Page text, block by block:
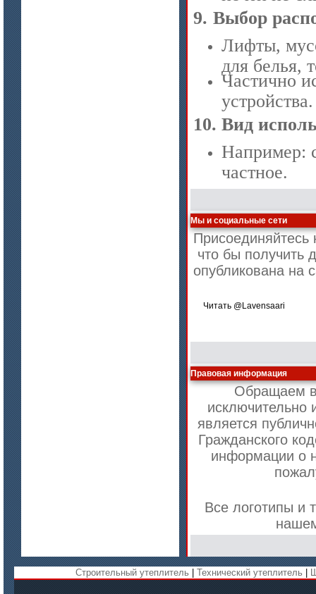
9. Выбор
Лифты,
для белья,
Частично
устройства.
10. Вид
Например:
частное.
Мы и социальные сети
Присоединяйтесь
что бы получить
опубликована
Читать @Lavensaari
Правовая информация
Обращаем
исключительно
является
Гражданского
информации о
Все логотипы и
Строительный утеплитель Технический утеплитель